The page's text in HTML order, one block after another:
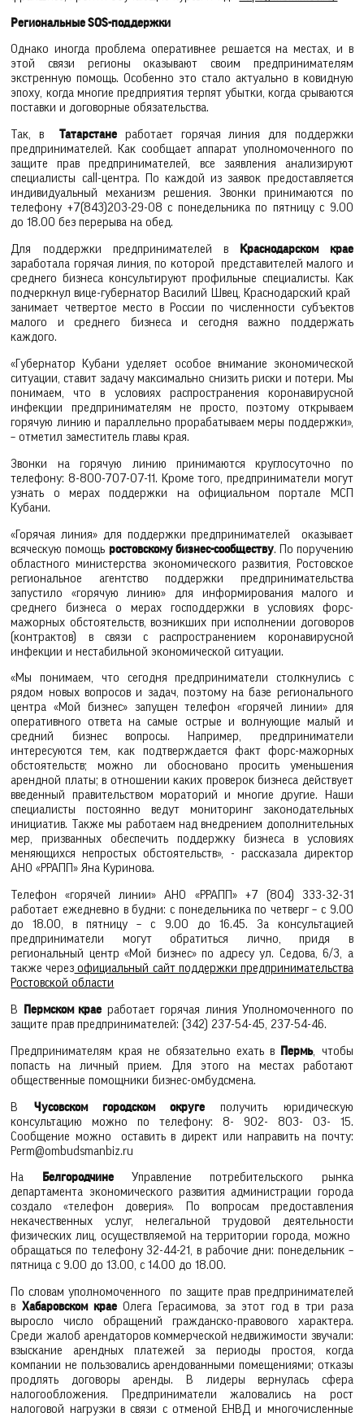
Региональные SOS-поддержки
Однако иногда проблема оперативнее решается на местах, и в
этой связи регионы оказывают своим предпринимателям
экстренную помощь. Особенно это стало актуально в ковидную
эпоху, когда многие предприятия терпят убытки, когда срываются
поставки и договорные обязательства.
Так, вТатарстане работает горячая линия для поддержки
предпринимателей. Как сообщает аппарат уполномоченного по
защите прав предпринимателей, все заявления анализируют
специалисты call-центра. По каждой из заявок предоставляется
индивидуальный механизм решения. Звонки принимаются по
телефону +7(843)203-29-08 с понедельника по пятницу с 9.00
до 18.00 без перерыва на обед.
Для поддержки предпринимателей в
Краснодарском крае
заработала горячая линия, по которой представителей малого и
среднего бизнеса консультируют профильные специалисты. Как
подчеркнул вице-губернатор Василий Швец, Краснодарский край
занимает четвертое место в России по численности субъектов
малого и среднего бизнеса и сегодня важно поддержать
каждого.
«Губернатор Кубани уделяет особое внимание экономической
ситуации, ставит задачу максимально снизить риски и потери. Мы
понимаем, что в условиях распространения коронавирусной
инфекции предпринимателям не просто, поэтому открываем
горячую линию и параллельно прорабатываем меры поддержки»,
– отметил заместитель главы края.
Звонки на горячую линию принимаются круглосуточно по
телефону: 8-800-707-07-11. Кроме того, предприниматели могут
узнать о мерах поддержки на официальном портале МСП
Кубани.
«Горячая линия» для поддержки предпринимателей оказывает
всяческую помощь ростовскому бизнес-сообществу. По поручению
областного министерства экономического развития, Ростовское
региональное агентство поддержки предпринимательства
запустило «горячую линию» для информирования малого и
среднего бизнеса о мерах господдержки в условиях форс-
мажорных обстоятельств, возникших при исполнении договоров
(контрактов) в связи с распространением коронавирусной
инфекции и нестабильной экономической ситуации.
«Мы понимаем, что сегодня предприниматели столкнулись с
рядом новых вопросов и задач, поэтому на базе регионального
центра «Мой бизнес» запущен телефон «горячей линии» для
оперативного ответа на самые острые и волнующие малый и
средний бизнес вопросы. Например, предприниматели
интересуются тем, как подтверждается факт форс-мажорных
обстоятельств; можно ли обосновано просить уменьшения
арендной платы; в отношении каких проверок бизнеса действует
введенный правительством мораторий и многие другие. Наши
специалисты постоянно ведут мониторинг законодательных
инициатив. Также мы работаем над внедрением дополнительных
мер, призванных обеспечить поддержку бизнеса в условиях
меняющихся непростых обстоятельств», - рассказала директор
АНО «РРАПП» Яна Куринова.
Телефон «горячей линии» АНО «РРАПП» +7 (804) 333-32-31
работает ежедневно в будни: с понедельника по четверг – с 9.00
до 18.00, в пятницу – с 9.00 до 16.45. За консультацией
предприниматели могут обратиться лично, придя в
региональный центр «Мой бизнес» по адресу ул. Седова, 6/3, а
также через официальный сайт поддержки предпринимательства
Ростовской области
В Пермском крае работает горячая линия Уполномоченного по
защите прав предпринимателей: (342) 237-54-45, 237-54-46.
Предпринимателям края не обязательно ехать в Пермь, чтобы
попасть на личный прием. Для этого на местах работают
общественные помощники бизнес-омбудсмена.
В Чусовском городском округе получить юридическую
консультацию можно по телефону: 8- 902- 803- 03- 15.
Сообщение можно оставить в директ или направить на почту:
Perm@ombudsmanbiz.ru
На БелгородчинеУправление потребительского рынка
департамента экономического развития администрации города
создало «телефон доверия». По вопросам предоставления
некачественных услуг, нелегальной трудовой деятельности
физических лиц, осуществляемой на территории города, можно
обращаться по телефону 32-44-21, в рабочие дни: понедельник –
пятница с 9.00 до 13.00, с 14.00 до 18.00.
По словам уполномоченного по защите прав предпринимателей
вХабаровском краеОлега Герасимова, за этот год в три раза
выросло число обращений гражданско-правового характера.
Среди жалоб арендаторов коммерческой недвижимости звучали:
взыскание арендных платежей за периоды простоя, когда
компании не пользовались арендованными помещениями; отказы
продлять договоры аренды. В лидеры вернулась сфера
налогообложения. Предприниматели жаловались на рост
налоговой нагрузки в связи с отменой ЕНВД и многочисленные